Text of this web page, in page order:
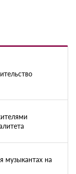
музыкантах на